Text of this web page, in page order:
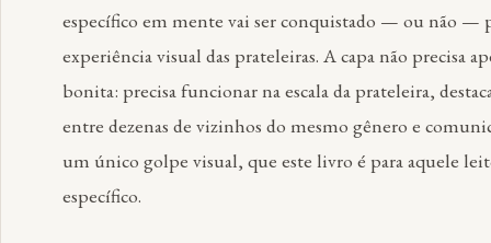
específico em mente vai ser conquistado — ou não —
experiência visual das prateleiras. A capa não precisa
bonita: precisa funcionar na escala da prateleira,
entre dezenas de vizinhos do mesmo gênero e
um único golpe visual, que este livro é para aquele
específico.